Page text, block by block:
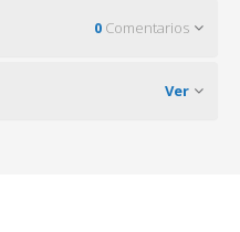
0 Comentarios
Ver